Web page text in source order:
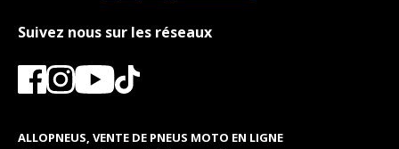
Suivez nous sur les réseaux
ALLOPNEUS, VENTE DE PNEUS MOTO EN LIGNE